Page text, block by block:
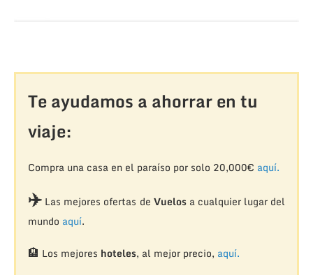
Te ayudamos a ahorrar en tu
viaje:
Compra una casa en el paraíso por solo 20,000€ aquí.
✈️Las mejores ofertas de Vuelosa cualquier lugar del
mundo aquí.
🏨 Los mejores hoteles, al mejor precio, aquí.